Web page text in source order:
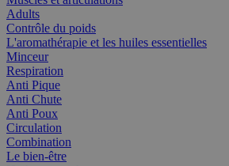
Adults
Contrôle du poids
L'aromathérapie et les huiles essentielles
Minceur
Respiration
Anti Pique
Anti Chute
Anti Poux
Circulation
Combination
Le bien-être